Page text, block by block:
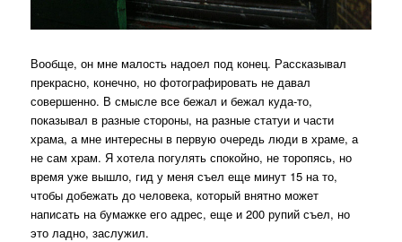
Вообще, он мне малость надоел под конец. Рассказывал
прекрасно, конечно, но фотографировать не давал
совершенно. В смысле все бежал и бежал куда-то,
показывал в разные стороны, на разные статуи и части
храма, а мне интересны в первую очередь люди в храме, а
не сам храм. Я хотела погулять спокойно, не торопясь, но
время уже вышло, гид у меня съел еще минут 15 на то,
чтобы добежать до человека, который внятно может
написать на бумажке его адрес, еще и 200 рупий съел, но
это ладно, заслужил.